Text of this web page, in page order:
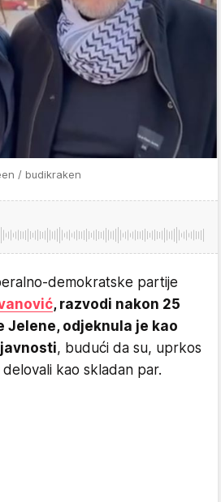
/ budikraken
demokratske partije
, razvodi nakon 25
Jelene, odjeknula je kao
, budući da su, uprkos
kao skladan par.